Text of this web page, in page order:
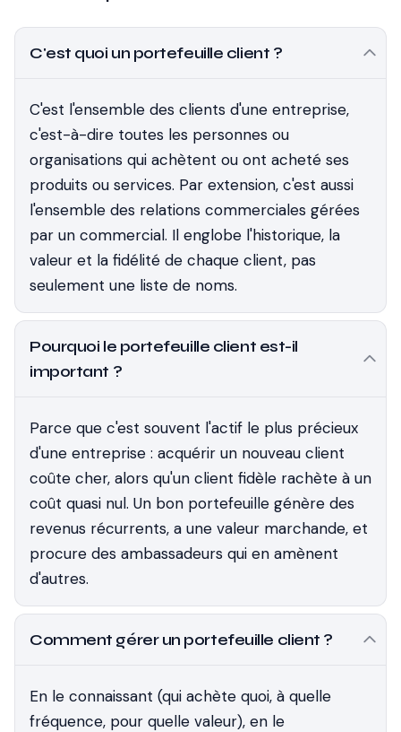
C'est quoi un portefeuille client ?
C'est l'ensemble des clients d'une entreprise,
c'est-à-dire toutes les personnes ou
organisations qui achètent ou ont acheté ses
produits ou services. Par extension, c'est aussi
l'ensemble des relations commerciales gérées
par un commercial. Il englobe l'historique, la
valeur et la fidélité de chaque client, pas
seulement une liste de noms.
Pourquoi le portefeuille client est-il
important ?
Parce que c'est souvent l'actif le plus précieux
d'une entreprise : acquérir un nouveau client
coûte cher, alors qu'un client fidèle rachète à un
coût quasi nul. Un bon portefeuille génère des
revenus récurrents, a une valeur marchande, et
procure des ambassadeurs qui en amènent
d'autres.
Comment gérer un portefeuille client ?
En le connaissant (qui achète quoi, à quelle
fréquence, pour quelle valeur), en le